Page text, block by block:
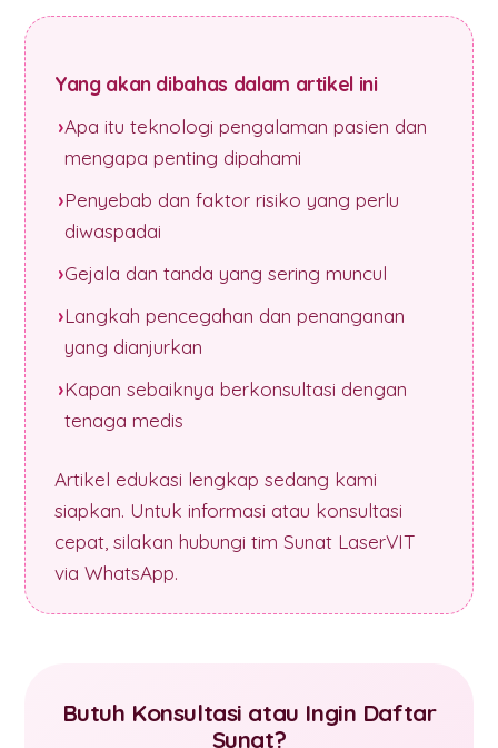
Yang akan dibahas dalam artikel ini
Apa itu teknologi pengalaman pasien dan
mengapa penting dipahami
Penyebab dan faktor risiko yang perlu
diwaspadai
Gejala dan tanda yang sering muncul
Langkah pencegahan dan penanganan
yang dianjurkan
Kapan sebaiknya berkonsultasi dengan
tenaga medis
Artikel edukasi lengkap sedang kami
siapkan. Untuk informasi atau konsultasi
cepat, silakan hubungi tim Sunat LaserVIT
via WhatsApp.
Butuh Konsultasi atau Ingin Daftar
Sunat?